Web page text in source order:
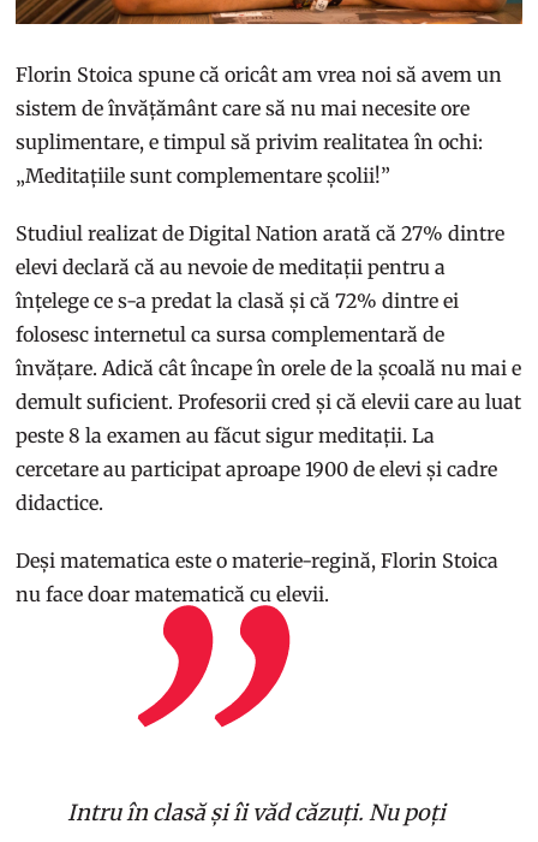
Florin Stoica spune că oricât am vrea noi să avem un
sistem de învățământ care să nu mai necesite ore
suplimentare, e timpul să privim realitatea în ochi:
„Meditațiile sunt complementare școlii!”
Studiul realizat de Digital Nation arată că 27% dintre
elevi declară că au nevoie de meditații pentru a
înțelege ce s-a predat la clasă și că 72% dintre ei
folosesc internetul ca sursa complementară de
învățare. Adică cât încape în orele de la școală nu mai e
demult suficient. Profesorii cred și că elevii care au luat
peste 8 la examen au făcut sigur meditații. La
cercetare au participat aproape 1900 de elevi și cadre
didactice.
Deși matematica este o materie-regină, Florin Stoica
nu face doar matematică cu elevii.
Intru în clasă și îi văd căzuți. Nu poți